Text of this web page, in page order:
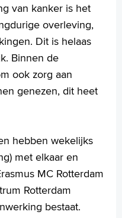
van kanker is het
overleving,
Dit is helaas
Binnen de
ook zorg aan
genezen, dit heet
hebben wekelijks
met elkaar en
MC Rotterdam
Rotterdam
bestaat.